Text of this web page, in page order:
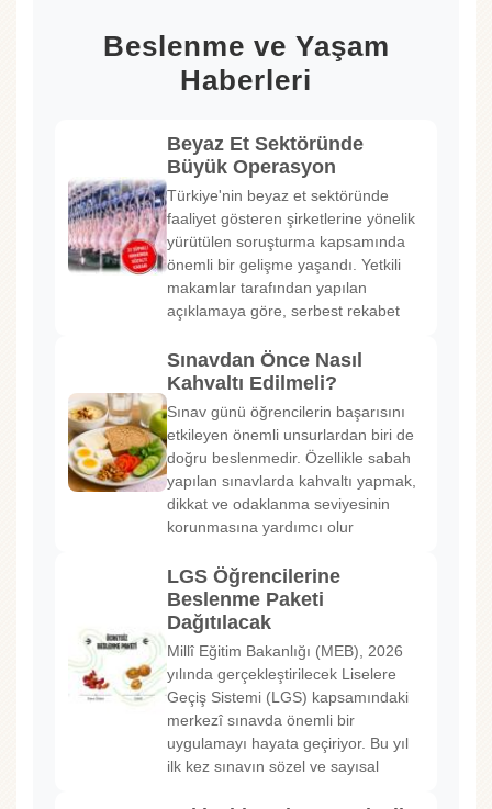
Beslenme ve Yaşam
Haberleri
Beyaz Et Sektöründe
Büyük Operasyon
Türkiye'nin beyaz et sektöründe
faaliyet gösteren şirketlerine yönelik
yürütülen soruşturma kapsamında
önemli bir gelişme yaşandı. Yetkili
makamlar tarafından yapılan
açıklamaya göre, serbest rekabet
Sınavdan Önce Nasıl
Kahvaltı Edilmeli?
Sınav günü öğrencilerin başarısını
etkileyen önemli unsurlardan biri de
doğru beslenmedir. Özellikle sabah
yapılan sınavlarda kahvaltı yapmak,
dikkat ve odaklanma seviyesinin
korunmasına yardımcı olur
LGS Öğrencilerine
Beslenme Paketi
Dağıtılacak
Millî Eğitim Bakanlığı (MEB), 2026
yılında gerçekleştirilecek Liselere
Geçiş Sistemi (LGS) kapsamındaki
merkezî sınavda önemli bir
uygulamayı hayata geçiriyor. Bu yıl
ilk kez sınavın sözel ve sayısal